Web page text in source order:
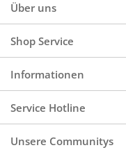
Über uns
Shop Service
Informationen
Service Hotline
Unsere Communitys